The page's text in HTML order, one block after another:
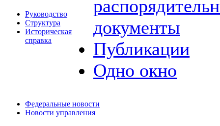
Руководство
Структура
Историческая
справка
документы
Публикации
Одно окно
Федеральные новости
Новости управления